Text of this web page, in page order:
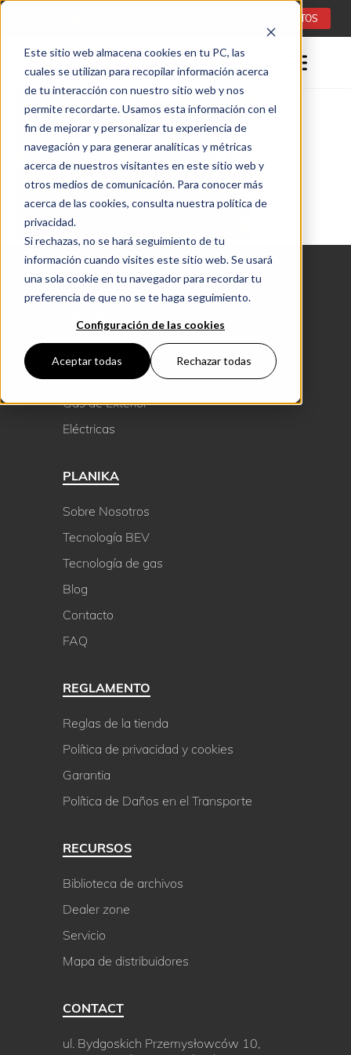
Este sitio web almacena cookies en tu PC, las
cuales se utilizan para recopilar información acerca
de tu interacción con nuestro sitio web y nos
permite recordarte. Usamos esta información con el
fin de mejorar y personalizar tu experiencia de
navegación y para generar analíticas y métricas
acerca de nuestros visitantes en este sitio web y
otros medios de comunicación. Para conocer más
acerca de las cookies, consulta nuestra política de
privacidad.
Si rechazas, no se hará seguimiento de tu
información cuando visites este sitio web. Se usará
una sola cookie en tu navegador para recordar tu
preferencia de que no se te haga seguimiento.
Configuración de las cookies
Aceptar todas Rechazar todas
CONSULTA DE PROYECTOS
Bioetanol de Interior
Bioetanol de Exterior
Gas de Exterior
Eléctricas
PLANIKA
Sobre Nosotros
Tecnología BEV
Tecnología de gas
Blog
Contacto
FAQ
REGLAMENTO
Reglas de la tienda
Política de privacidad y cookies
Garantia
Política de Daños en el Transporte
RECURSOS
Biblioteca de archivos
Dealer zone
Servicio
Mapa de distribuidores
CONTACT
ul. Bydgoskich Przemysłowców 10,